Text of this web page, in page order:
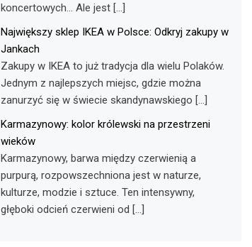
koncertowych… Ale jest […]
Największy sklep IKEA w Polsce: Odkryj zakupy w
Jankach
Zakupy w IKEA to już tradycja dla wielu Polaków.
Jednym z najlepszych miejsc, gdzie można
zanurzyć się w świecie skandynawskiego […]
Karmazynowy: kolor królewski na przestrzeni
wieków
Karmazynowy, barwa między czerwienią a
purpurą, rozpowszechniona jest w naturze,
kulturze, modzie i sztuce. Ten intensywny,
głęboki odcień czerwieni od […]